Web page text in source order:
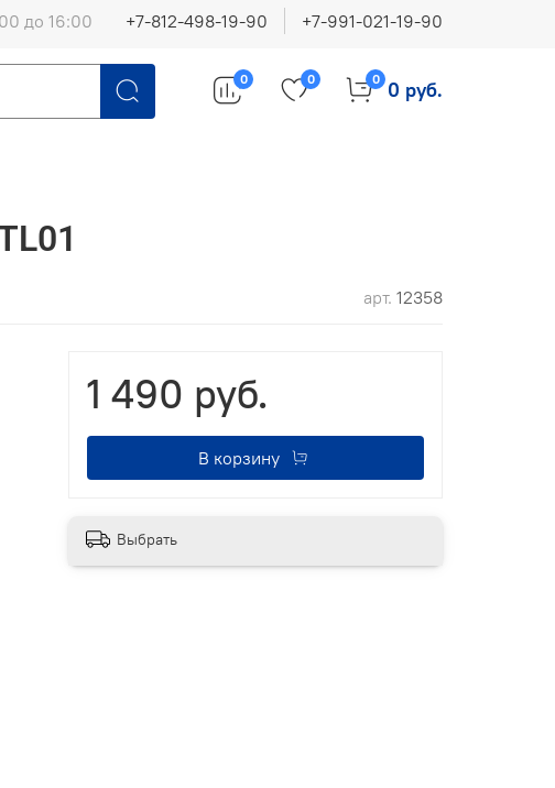
до 16:00 +7-812-498-19-90 +7-991-021-19-90
0 0 0 0 руб.
арт. 12358
1 490 руб.
В корзину
Выбрать